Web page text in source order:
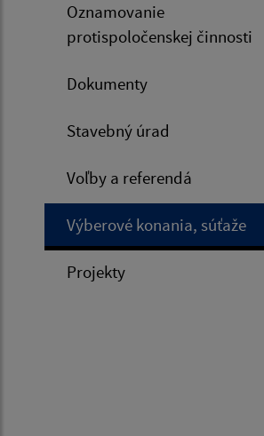
Oznamovanie
protispoločenskej činnosti
Dokumenty
Stavebný úrad
Voľby a referendá
Výberové konania, súťaže
Projekty